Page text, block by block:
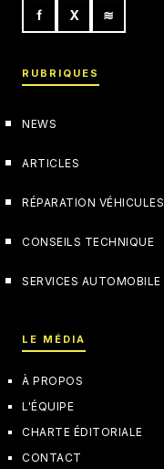
f X ≋
RUBRIQUES
NEWS
ARTICLES
RÉPARATION VÉHICULES
CONSEILS TECHNIQUE
SERVICES AUTOMOBILE
LE MÉDIA
À PROPOS
L'ÉQUIPE
CHARTE ÉDITORIALE
CONTACT